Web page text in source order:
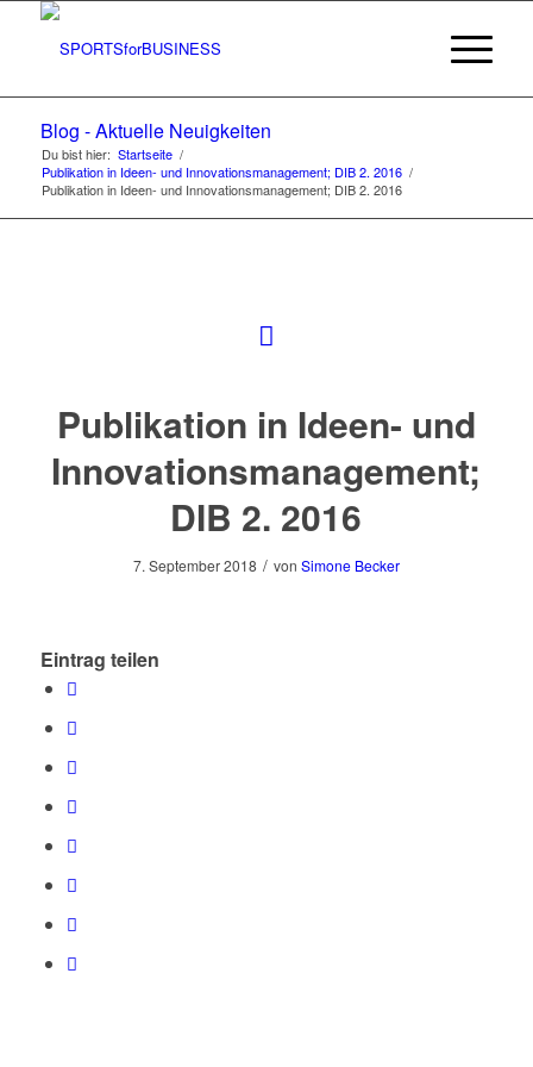
Blog - Aktuelle Neuigkeiten
Du bist hier: Startseite /
Publikation in Ideen- und Innovationsmanagement; DIB 2. 2016 /
Publikation in Ideen- und Innovationsmanagement; DIB 2. 2016
Publikation in Ideen- und
Innovationsmanagement;
DIB 2. 2016
7. September 2018 / von Simone Becker
Eintrag teilen